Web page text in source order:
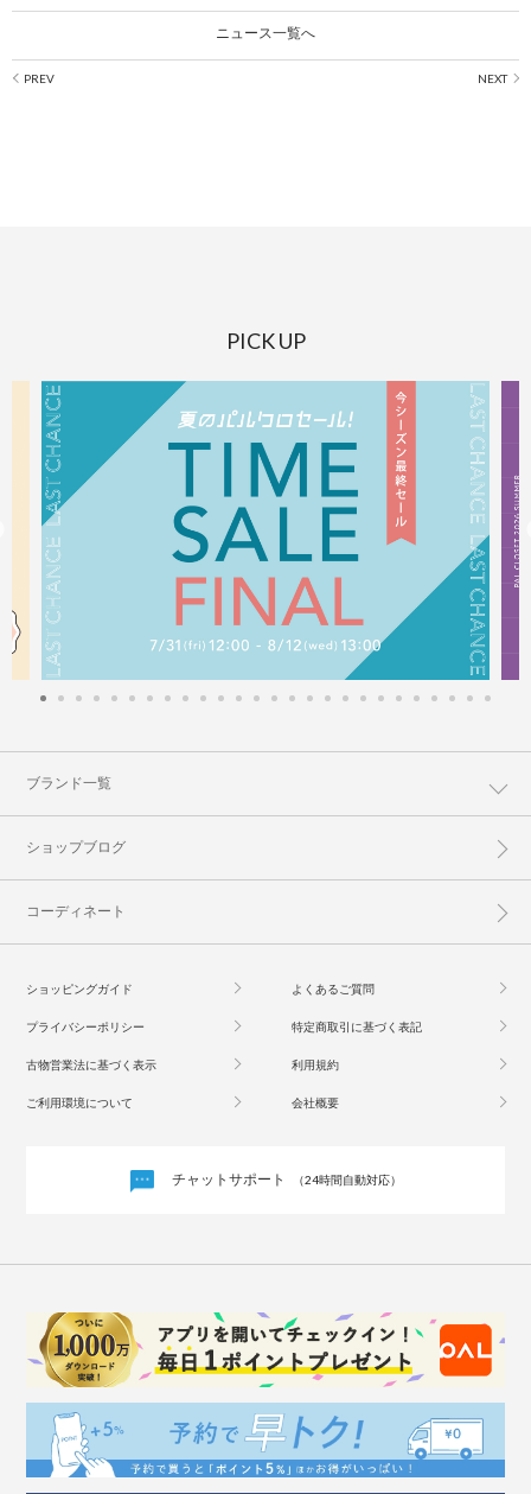
ニュース一覧へ
PICK UP
ブランド一覧
ショップブログ
コーディネート
ショッピングガイド よくあるご質問
プライバシーポリシー 特定商取引に基づく表記
古物営業法に基づく表示 利用規約
ご利用環境について 会社概要
チャットサポート （24時間自動対応）